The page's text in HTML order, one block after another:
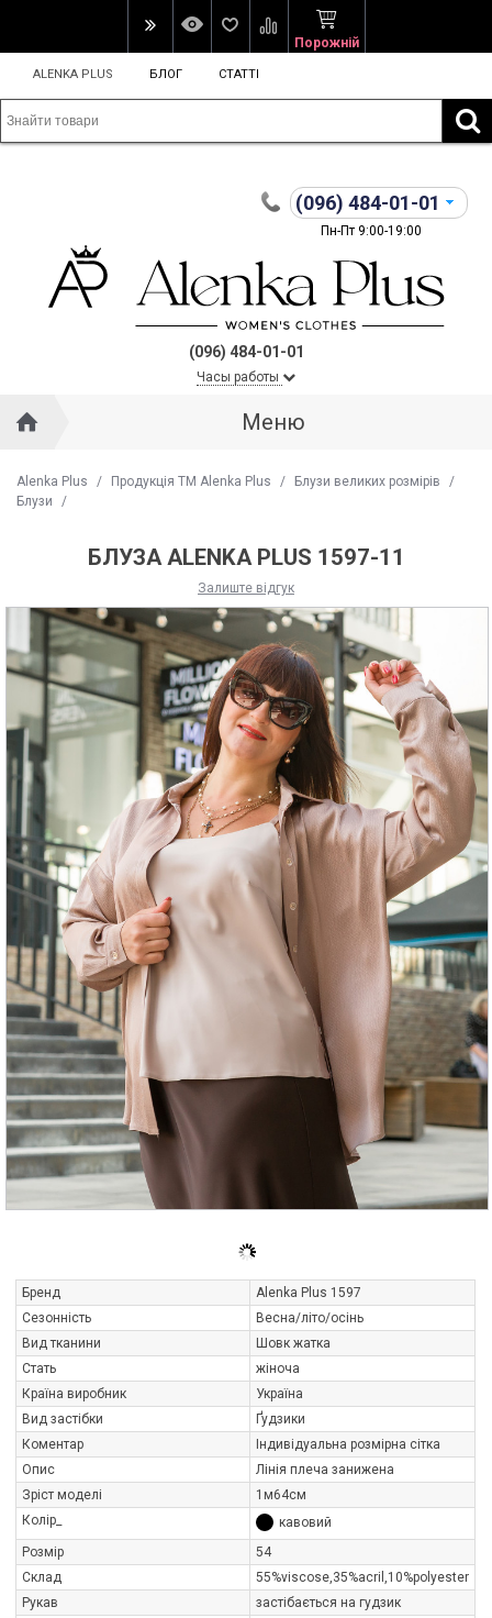
Порожній
ALENKA PLUS БЛОГ СТАТТІ
(096) 484-01-01
Пн-Пт 9:00-19:00
(096) 484-01-01
Часы работы
Меню
Alenka Plus / Продукція ТМ Alenka Plus / Блузи великих розмірів
/
Блузи
/
БЛУЗА ALENKA PLUS 1597-11
Залиште відгук
Бренд
Alenka Plus 1597
Сезонність
Весна/літо/осінь
Вид тканини
Шовк жатка
Стать
жіноча
Країна виробник
Україна
Вид застібки
Ґудзики
Коментар
Індивідуальна розмірна сітка
Опис
Лінія плеча занижена
Зріст моделі
1м64см
Колір_
кавовий
Розмір
54
Склад
55%viscose,35%aсril,10%polуester
Рукав
застібається на гудзик